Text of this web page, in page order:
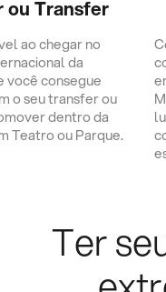
ou Transfer
ao chegar no
da
você consegue
o seu transfer ou
dentro da
Teatro ou Parque.
Ter